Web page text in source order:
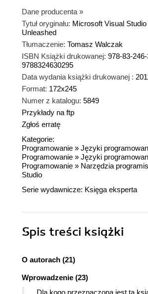
Dane producenta »
Tytuł oryginału: Microsoft Visual Studio
Unleashed
Tłumaczenie: Tomasz Walczak
ISBN Książki drukowanej: 978-83-
9788324630295
Data wydania książki drukowanej :
Format: 172x245
Numer z katalogu: 5849
Przykłady na ftp
Zgłoś erratę
Kategorie:
Programowanie » Języki
Programowanie » Języki
Programowanie » Narzędzia
Studio
Serie wydawnicze: Księga eksperta
Spis treści książki
O autorach (21)
Wprowadzenie (23)